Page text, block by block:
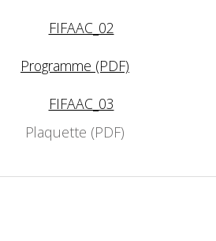
Programme (PDF)
Plaquette (PDF)